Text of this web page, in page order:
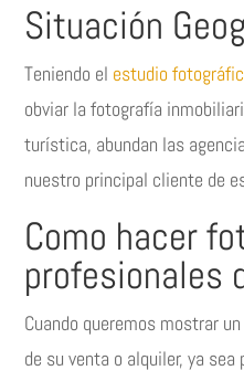
Situación
Teniendo el estudio
obviar la fotografía
turística, abundan las
nuestro principal cliente de
Como hacer
profesionales
Cuando queremos mostrar
de su venta o alquiler, ya